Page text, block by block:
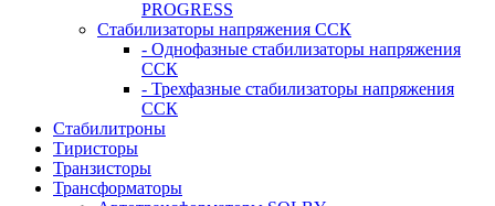
PROGRESS
Стабилизаторы напряжения ССК
- Однофазные стабилизаторы напряжения
ССК
- Трехфазные стабилизаторы напряжения
ССК
Стабилитроны
Тиристоры
Транзисторы
Трансформаторы